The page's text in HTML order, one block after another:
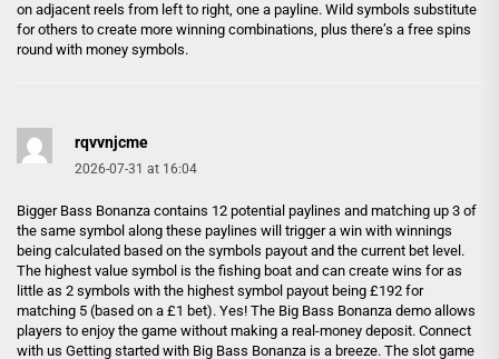
on adjacent reels from left to right, one a payline. Wild symbols substitute
for others to create more winning combinations, plus there’s a free spins
round with money symbols.
rqvvnjcme
2026-07-31 at 16:04
Bigger Bass Bonanza contains 12 potential paylines and matching up 3 of
the same symbol along these paylines will trigger a win with winnings
being calculated based on the symbols payout and the current bet level.
The highest value symbol is the fishing boat and can create wins for as
little as 2 symbols with the highest symbol payout being £192 for
matching 5 (based on a £1 bet). Yes! The Big Bass Bonanza demo allows
players to enjoy the game without making a real-money deposit. Connect
with us Getting started with Big Bass Bonanza is a breeze. The slot game